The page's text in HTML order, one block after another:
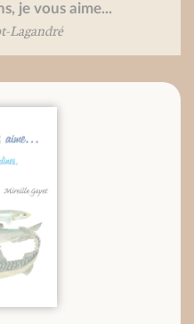
je vous aime...
Lagandré